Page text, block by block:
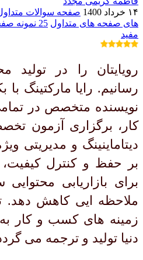
۱۴ خرداد 1400
صفحه سوالات
های صفحه های متداول
25 نمونه
مفید
رویایتان را در تولید
نویسنده متخصص در
کار، برگزاری آزمون
دیتاماینینگ و مدیریتی
بر حفظ و کنترل کیفیت،
برای بازاریابی
ملاحظه ایی کاهش دهد.
دنیا تولید و ترجمه می